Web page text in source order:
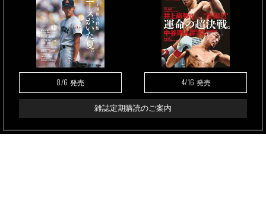
8/6 発売 4/16 発売
雑誌定期購読のご案内